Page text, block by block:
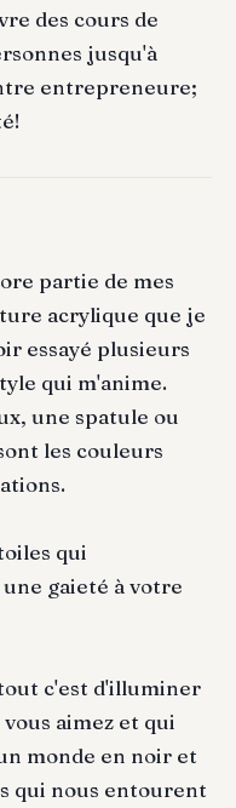
des cours de
jusqu'à
entrepreneure;
partie de mes
acrylique que je
essayé plusieurs
qui m'anime.
une spatule ou
les couleurs
qui
gaieté à votre
c'est d'illuminer
aimez et qui
monde en noir et
qui nous entourent